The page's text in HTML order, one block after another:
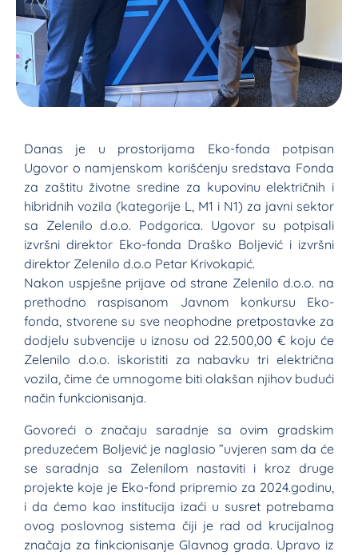
Danas je u prostorijama Eko-fonda potpisan
Ugovor o namjenskom korišćenju sredstava Fonda
za zaštitu životne sredine za kupovinu električnih i
hibridnih vozila (kategorije L, M1 i N1) za javni sektor
sa Zelenilo d.o.o. Podgorica. Ugovor su potpisali
izvršni direktor Eko-fonda Draško Boljević i izvršni
direktor Zelenilo d.o.o Petar Krivokapić.
Nakon uspješne prijave od strane Zelenilo d.o.o. na
prethodno raspisanom Javnom konkursu Eko-
fonda, stvorene su sve neophodne pretpostavke za
dodjelu subvencije u iznosu od 22.500,00 € koju će
Zelenilo d.o.o. iskoristiti za nabavku tri električna
vozila, čime će umnogome biti olakšan njihov budući
način funkcionisanja.
Govoreći o značaju saradnje sa ovim gradskim
preduzećem Boljević je naglasio ”uvjeren sam da će
se saradnja sa Zelenilom nastaviti i kroz druge
projekte koje je Eko-fond pripremio za 2024.godinu,
i da ćemo kao institucija izaći u susret potrebama
ovog poslovnog sistema čiji je rad od krucijalnog
značaja za finkcionisanje Glavnog grada. Upravo iz